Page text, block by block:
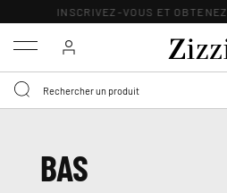
INSCRIVEZ-VOUS ET OBTENEZ
Menu
BAS